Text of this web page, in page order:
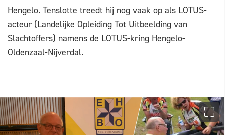
Hengelo. Tenslotte treedt hij nog vaak op als LOTUS-
acteur (Landelijke Opleiding Tot Uitbeelding van
Slachtoffers) namens de LOTUS-kring Hengelo-
Oldenzaal-Nijverdal.